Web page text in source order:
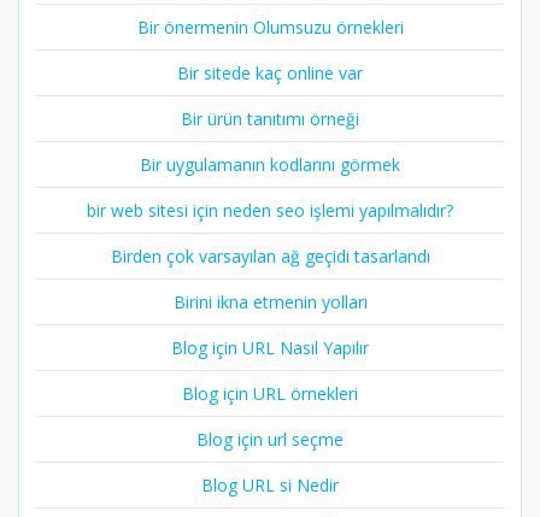
Bir önermenin Olumsuzu örnekleri
Bir sitede kaç online var
Bir ürün tanıtımı örneği
Bir uygulamanın kodlarını görmek
bir web sitesi için neden seo işlemi yapılmalıdır?
Birden çok varsayılan ağ geçidi tasarlandı
Birini ikna etmenin yolları
Blog için URL Nasıl Yapılır
Blog için URL örnekleri
Blog için url seçme
Blog URL si Nedir